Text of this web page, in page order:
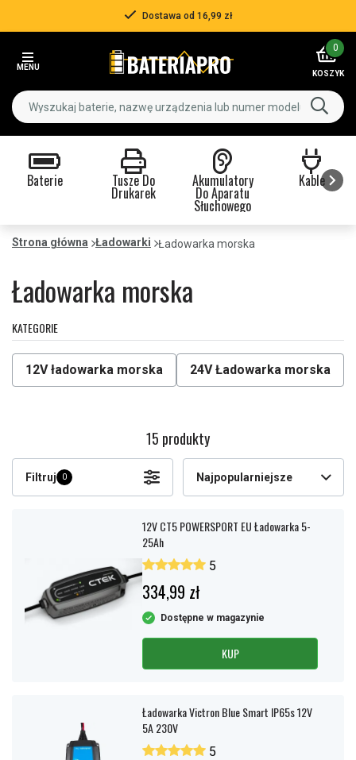
Dostawa od 16,99 zł
MENU
0
KOSZYK
Baterie Tusze Do
Drukarek
Akumulatory
Do Aparatu
Słuchowego
Kable
Strona główna Ładowarki Ładowarka morska
Ładowarka morska
KATEGORIE
12V ładowarka morska 24V Ładowarka morska
15 produkty
Filtruj 0 Najpopularniejsze
12V CT5 POWERSPORT EU Ładowarka 5-
25Ah
5
334,99 zł
Dostępne w magazynie
KUP
Ładowarka Victron Blue Smart IP65s 12V
5A 230V
5